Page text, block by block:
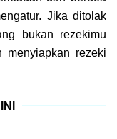
Jika ditolak
bukan rezekimu
menyiapkan rezeki